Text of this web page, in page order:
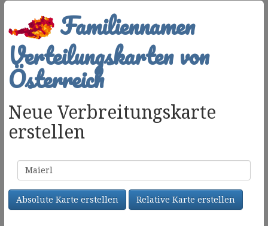
Familiennamen
Verteilungskarten von
Österreich
Neue Verbreitungskarte
erstellen
Familienname
Absolute Karte erstellen Relative Karte erstellen